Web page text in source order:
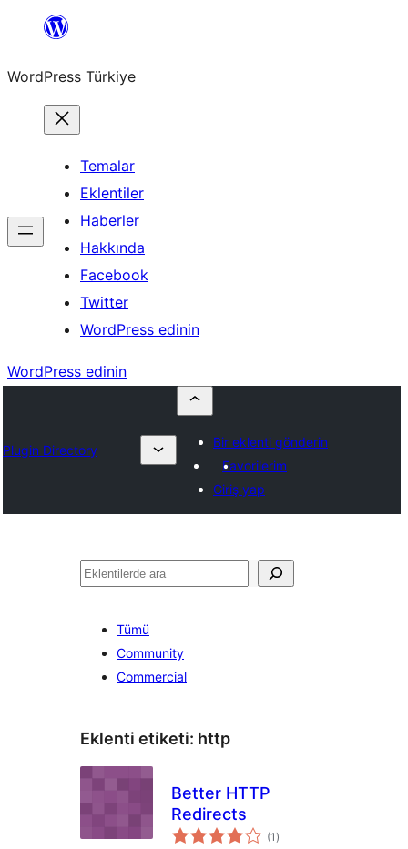
İçeriğe
WordPress Türkiye
Temalar
Eklentiler
Haberler
Hakkında
Facebook
Twitter
WordPress edinin
WordPress edinin
Plugin Directory
Bir eklenti gönderin
Favorilerim
Giriş yap
Ara
Tümü
Community
Commercial
Eklenti etiketi: http
Better HTTP
Redirects
(1 toplam
puan
)